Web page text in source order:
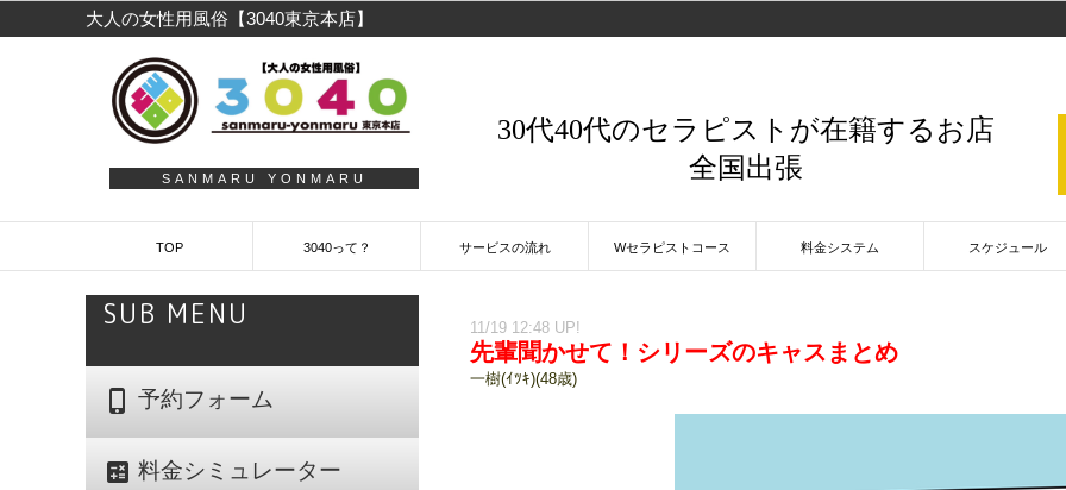
大人の女性用風俗【3040東京本店】
SANMARU YONMARU
30代40代のセラピストが在籍するお店
全国出張
TOP 3040って？ サービスの流れ Wセラピストコース 料金システム スケジュール
SUB MENU
phone_iphone 予約フォーム
calculate 料金シミュレーター
11/19 12:48 UP!
先輩聞かせて！シリーズのキャスまとめ
一樹(ｲﾂｷ)(48歳)